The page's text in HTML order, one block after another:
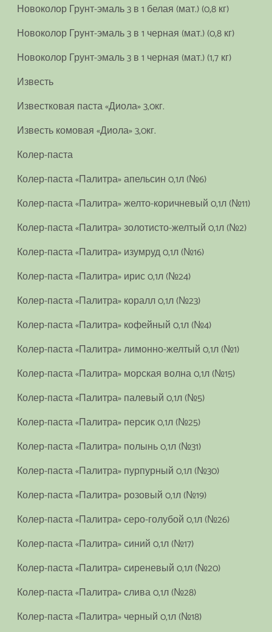
Новоколор Грунт-эмаль 3 в 1 белая (мат.) (0,8 кг)
Новоколор Грунт-эмаль 3 в 1 черная (мат.) (0,8 кг)
Новоколор Грунт-эмаль 3 в 1 черная (мат.) (1,7 кг)
Известь
Известковая паста «Диола» 3,0кг.
Известь комовая «Диола» 3,0кг.
Колер-паста
Колер-паста «Палитра» апельсин 0,1л (№6)
Колер-паста «Палитра» желто-коричневый 0,1л (№11)
Колер-паста «Палитра» золотисто-желтый 0,1л (№2)
Колер-паста «Палитра» изумруд 0,1л (№16)
Колер-паста «Палитра» ирис 0,1л (№24)
Колер-паста «Палитра» коралл 0,1л (№23)
Колер-паста «Палитра» кофейный 0,1л (№4)
Колер-паста «Палитра» лимонно-желтый 0,1л (№1)
Колер-паста «Палитра» морская волна 0,1л (№15)
Колер-паста «Палитра» палевый 0,1л (№5)
Колер-паста «Палитра» персик 0,1л (№25)
Колер-паста «Палитра» полынь 0,1л (№31)
Колер-паста «Палитра» пурпурный 0,1л (№30)
Колер-паста «Палитра» розовый 0,1л (№19)
Колер-паста «Палитра» серо-голубой 0,1л (№26)
Колер-паста «Палитра» синий 0,1л (№17)
Колер-паста «Палитра» сиреневый 0,1л (№20)
Колер-паста «Палитра» слива 0,1л (№28)
Колер-паста «Палитра» черный 0,1л (№18)